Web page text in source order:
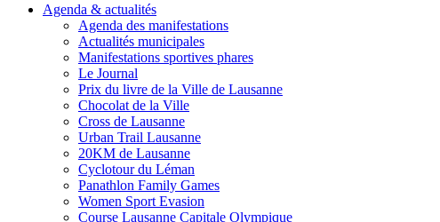
Agenda & actualités
Agenda des manifestations
Actualités municipales
Manifestations sportives phares
Le Journal
Prix du livre de la Ville de Lausanne
Chocolat de la Ville
Cross de Lausanne
Urban Trail Lausanne
20KM de Lausanne
Cyclotour du Léman
Panathlon Family Games
Women Sport Evasion
Course Lausanne Capitale Olympique